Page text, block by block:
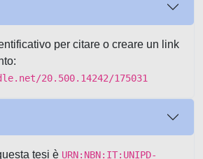
per citare o creare un link
20.500.14242/175031
tesi è URN:NBN:IT:UNIPD-